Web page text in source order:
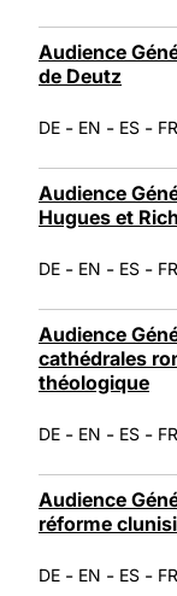
Audience
de Deutz
DE - EN - ES - FR
Audience
Hugues et
DE - EN - ES - FR
Audience
cathédrales
théologique
DE - EN - ES - FR
Audience
réforme
DE - EN - ES - FR